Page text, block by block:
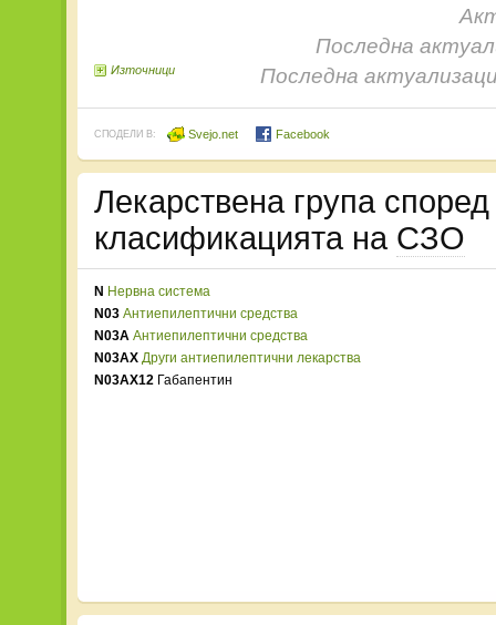
Последна
Последна
Източници
СПОДЕЛИ В: Svejo.net Facebook
Лекарствена група
класификацията на СЗО
N Нервна система
N03 Антиепилептични средства
N03A Антиепилептични средства
N03AX Други антиепилептични лекарства
N03AX12 Габапентин